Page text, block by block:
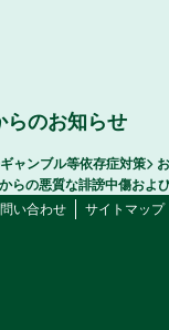
らのお知らせ
ャンブル等依存症対策
らの悪質な誹謗中傷およ
い合わせ
サイトマップ